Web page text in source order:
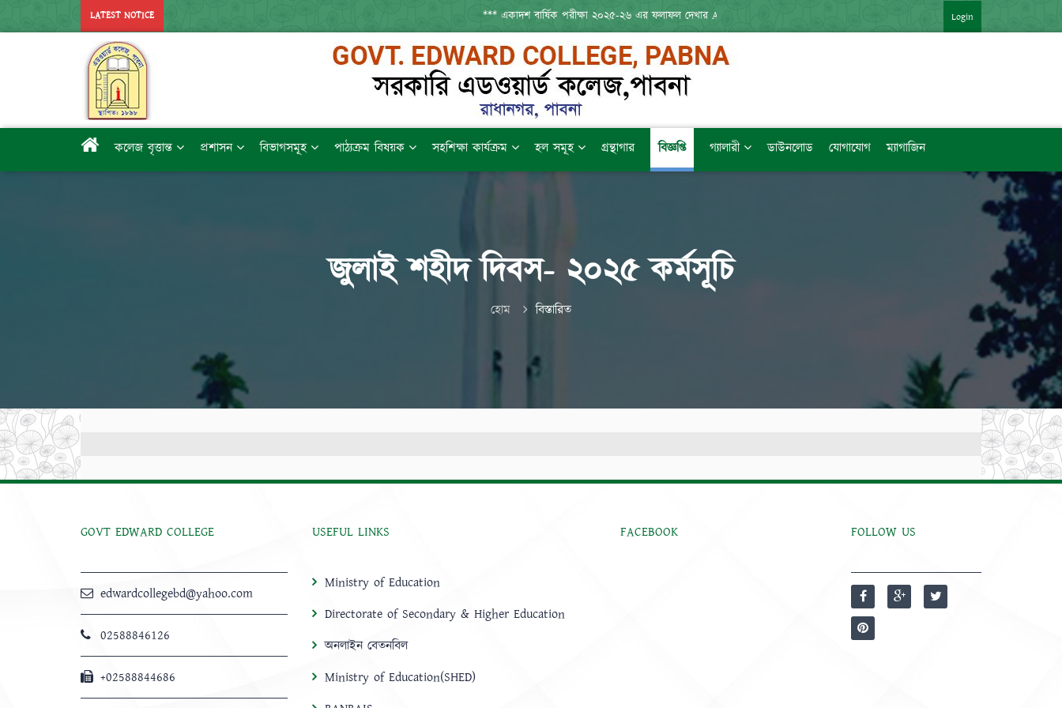
LATEST NOTICE *** একাদশ বার্ষিক পরীক্ষা ২০২৫-২৬ এর ফলাফল দেখার APP : HTTPS://SHORTURL.AT/ZTVZQ (বিষয়ভিত্তিক মেধাক্রম সহ)   [LINK কপি
Login
কলেজ বৃত্তান্ত প্রশাসন বিভাগসমূহ পাঠ্যক্রম বিষয়ক সহশিক্ষা কার্যক্রম হল সমূহ গ্রন্থাগার বিজ্ঞপ্তি গ্যালারী ডাউনলোড যোগাযোগ ম্যাগাজিন
জুলাই শহীদ দিবস- ২০২৫ কর্মসূচি
হোম বিস্তারিত
GOVT EDWARD COLLEGE
edwardcollegebd@yahoo.com
02588846126
+02588844686
USEFUL LINKS
Ministry of Education
Directorate of Secondary & Higher Education
অনলাইন বেতনবিল
Ministry of Education(SHED)
FACEBOOK FOLLOW US